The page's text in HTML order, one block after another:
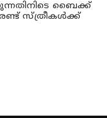
ബൈക്ക്
രണ്ട് സ്ത്രീകള്‍ക്ക്